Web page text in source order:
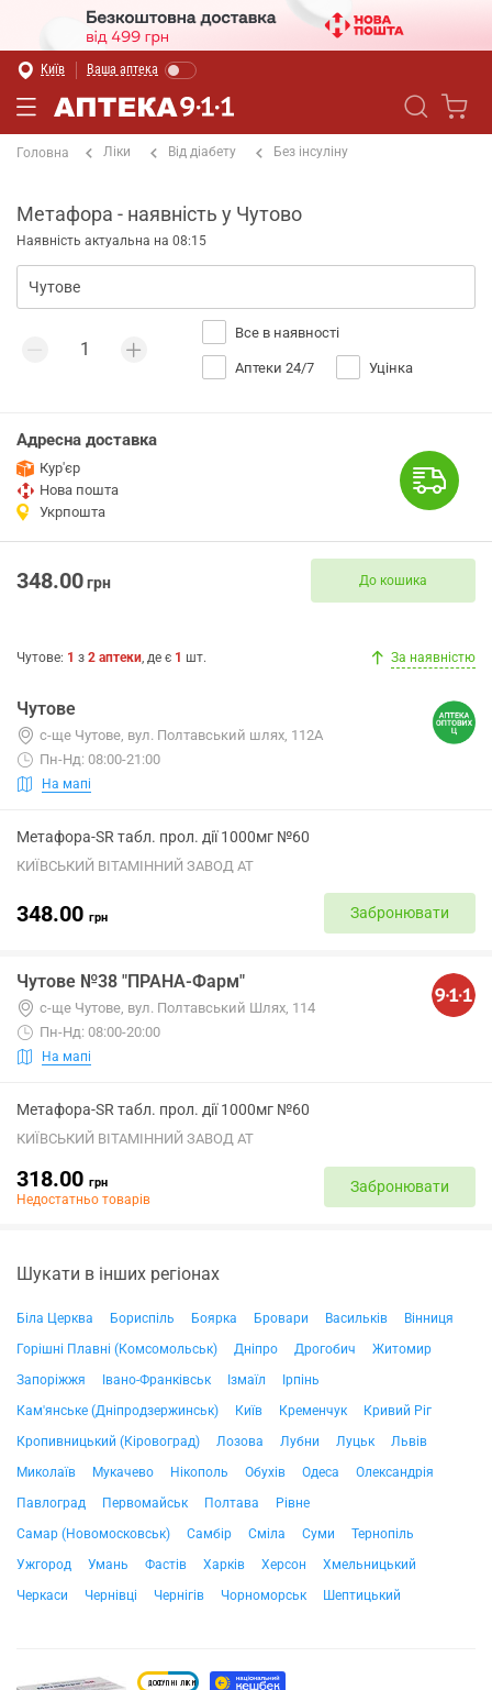
Київ Ваша аптека
Головна Ліки Від діабету Без інсуліну
Метафора - наявність у Чутово
Наявність актуальна на 08:15
Все в наявності
Аптеки 24/7 Уцінка
Адресна доставка
Кур'єр
Нова пошта
Укрпошта
348.00грн До кошика
Чутове: 1 з 2 аптеки, де є 1 шт. За наявністю
Чутове
с-ще Чутове, вул. Полтавський шлях, 112А
Пн-Нд: 08:00-21:00
На мапі
Метафора-SR табл. прол. дії 1000мг №60
КИЇВСЬКИЙ ВІТАМІННИЙ ЗАВОД АТ
348.00 грн Забронювати
Чутове №38 "ПРАНА-Фарм"
с-ще Чутове, вул. Полтавський Шлях, 114
Пн-Нд: 08:00-20:00
На мапі
Метафора-SR табл. прол. дії 1000мг №60
КИЇВСЬКИЙ ВІТАМІННИЙ ЗАВОД АТ
318.00 грн
Недостатньо товарів
Забронювати
Шукати в інших регіонах
Біла Церква Бориспіль Боярка Бровари Васильків
Вінниця
Горішні Плавні (Комсомольськ)
Дніпро Дрогобич
Житомир
Запоріжжя
Івано-Франківськ Ізмаїл
Ірпінь
Кам'янське (Дніпродзержинськ)
Київ Кременчук
Кривий Ріг
Кропивницький (Кіровоград)
Лозова Лубни Луцьк
Львів
Миколаїв
Мукачево Нікополь Обухів Одеса
Олександрія
Павлоград
Первомайськ Полтава
Рівне
Самар (Новомосковськ)
Самбір Сміла Суми
Тернопіль
Ужгород
Умань Фастів Харків Херсон
Хмельницький
Черкаси
Чернівці Чернігів Чорноморськ Шептицький